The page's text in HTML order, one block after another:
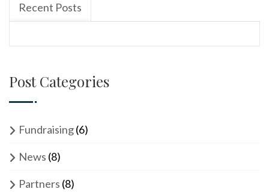
Recent Posts
Post Categories
Fundraising(6)
News (8)
Partners (8)